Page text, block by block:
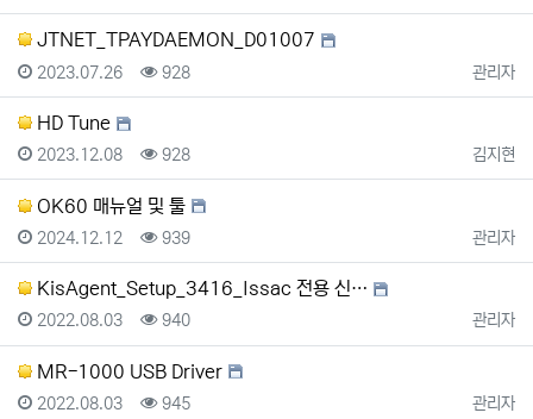
JTNET_TPAYDAEMON_D01007
등록자
관리자
등록일
2023.07.26 조회
928
HD Tune
등록자
김지현
등록일
2023.12.08 조회
928
OK60 매뉴얼 및 툴
등록자
관리자
등록일
2024.12.12 조회
939
KisAgent_Setup_3416_Issac 전용 신…
등록자
관리자
등록일
2022.08.03 조회
940
MR-1000 USB Driver
등록자
관리자
등록일
2022.08.03 조회
945